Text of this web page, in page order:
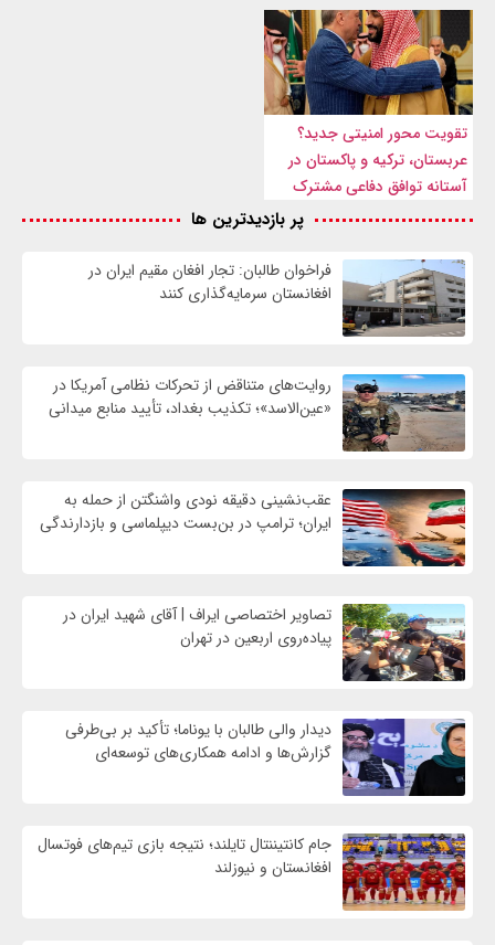
تقویت محور امنیتی جدید؟
عربستان، ترکیه و پاکستان در
آستانه توافق دفاعی مشترک
پر بازدیدترین ها
فراخوان طالبان: تجار افغان مقیم ایران در
افغانستان سرمایه‌گذاری کنند
روایت‌های متناقض از تحرکات نظامی آمریکا در
«عین‌الاسد»؛ تکذیب بغداد، تأیید منابع میدانی
عقب‌نشینی دقیقه نودی واشنگتن از حمله به
ایران؛ ترامپ در بن‌بست دیپلماسی و بازدارندگی
تصاویر اختصاصی ایراف | آقای شهید ایران در
پیاده‌روی اربعین در تهران
دیدار والی طالبان با یوناما؛ تأکید بر بی‌طرفی
گزارش‌ها و ادامه همکاری‌های توسعه‌ای
جام کانتیننتال تایلند؛ نتیجه بازی تیم‌های فوتسال
افغانستان و نیوزلند